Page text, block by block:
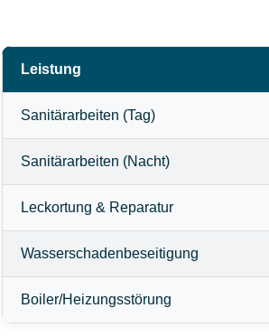
Leistung
Sanitärarbeiten (Tag)
Sanitärarbeiten (Nacht)
Leckortung & Reparatur
Wasserschadenbeseitigung
Boiler/Heizungsstörung